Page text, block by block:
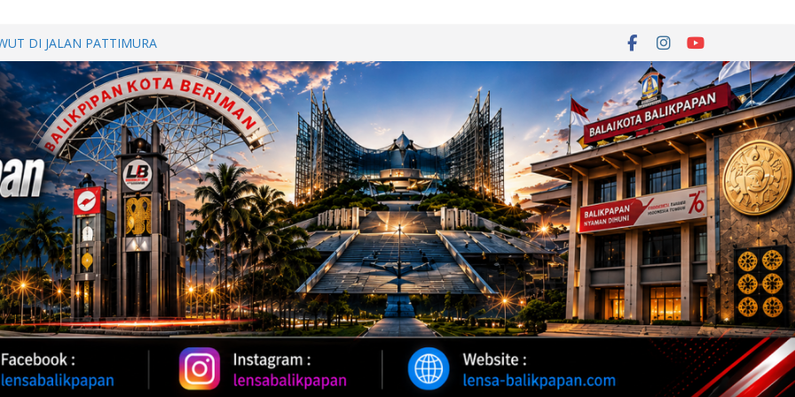
DI JALAN PATTIMURA
WARGA MINTA SEGERA
Kemitraan dengan
Melalui Silaturahmi dan
Polda Kaltim Bantu Penanganan
200 Bendera Merah Putih,
HUT ke-81 RI
Ops Damai Cartenz di
dengan Masyarakat